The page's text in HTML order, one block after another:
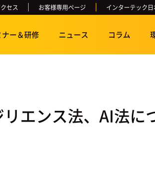
セス お客様専用ページ インターテック
ナー＆研修 ニュース コラム
リエンス法、AI法